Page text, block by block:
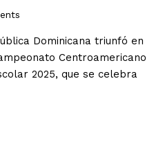
Dominicana triunfó en
Centroamericano
2025, que se celebra